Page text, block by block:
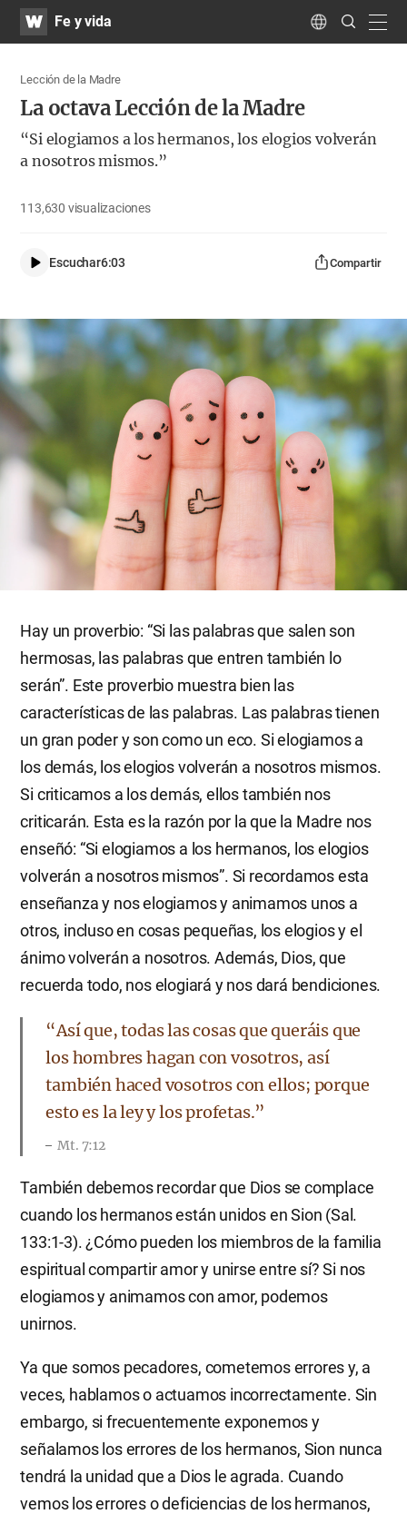
WATVFe y vida Language
Search
Submit
Lección de la Madre
La octava Lección de la Madre
“Si elogiamos a los hermanos, los elogios volverán
a nosotros mismos.”
113,630 visualizaciones
Escuchar6:03 Compartir
Hay un proverbio: “Si las palabras que salen son
hermosas, las palabras que entren también lo
serán”. Este proverbio muestra bien las
características de las palabras. Las palabras tienen
un gran poder y son como un eco. Si elogiamos a
los demás, los elogios volverán a nosotros mismos.
Si criticamos a los demás, ellos también nos
criticarán. Esta es la razón por la que la Madre nos
enseñó: “Si elogiamos a los hermanos, los elogios
volverán a nosotros mismos”. Si recordamos esta
enseñanza y nos elogiamos y animamos unos a
otros, incluso en cosas pequeñas, los elogios y el
ánimo volverán a nosotros. Además, Dios, que
recuerda todo, nos elogiará y nos dará bendiciones.
“Así que, todas las cosas que queráis que
los hombres hagan con vosotros, así
también haced vosotros con ellos; porque
esto es la ley y los profetas.”
Mt. 7:12
También debemos recordar que Dios se complace
cuando los hermanos están unidos en Sion (Sal.
133:1-3). ¿Cómo pueden los miembros de la familia
espiritual compartir amor y unirse entre sí? Si nos
elogiamos y animamos con amor, podemos
unirnos.
Ya que somos pecadores, cometemos errores y, a
veces, hablamos o actuamos incorrectamente. Sin
embargo, si frecuentemente exponemos y
señalamos los errores de los hermanos, Sion nunca
tendrá la unidad que a Dios le agrada. Cuando
vemos los errores o deficiencias de los hermanos,